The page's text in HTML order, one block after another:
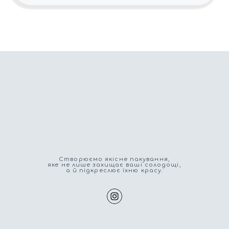
Cтворюємо якісне пакування,
яке не лише захищає ваші солодощі,
а й підкреслює їхню красу.